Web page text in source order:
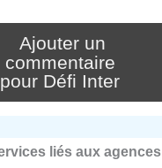
Ajouter un
commentaire
pour Défi Inter
liés aux agences